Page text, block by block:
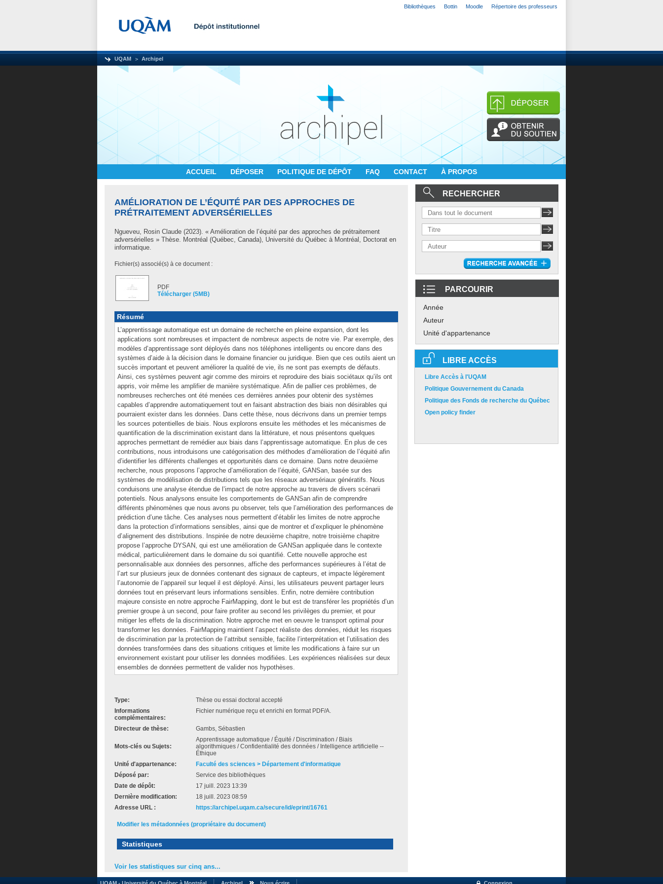
Bibliothèques Bottin Moodle Répertoire des professeurs
UQAM Archipel
ACCUEIL DÉPOSER POLITIQUE DE DÉPÔT FAQ CONTACT À PROPOS
AMÉLIORATION DE L’ÉQUITÉ PAR DES APPROCHES DE
PRÉTRAITEMENT ADVERSÉRIELLES
Ngueveu, Rosin Claude (2023). « Amélioration de l’équité par des approches de prétraitement
adversérielles » Thèse. Montréal (Québec, Canada), Université du Québec à Montréal, Doctorat en
informatique.
Fichier(s) associé(s) à ce document :
PDF
Télécharger (5MB)
Résumé
L’apprentissage automatique est un domaine de recherche en pleine expansion, dont les
applications sont nombreuses et impactent de nombreux aspects de notre vie. Par exemple, des
modèles d’apprentissage sont déployés dans nos téléphones intelligents ou encore dans des
systèmes d’aide à la décision dans le domaine financier ou juridique. Bien que ces outils aient un
succès important et peuvent améliorer la qualité de vie, ils ne sont pas exempts de défauts.
Ainsi, ces systèmes peuvent agir comme des miroirs et reproduire des biais sociétaux qu’ils ont
appris, voir même les amplifier de manière systématique. Afin de pallier ces problèmes, de
nombreuses recherches ont été menées ces dernières années pour obtenir des systèmes
capables d’apprendre automatiquement tout en faisant abstraction des biais non désirables qui
pourraient exister dans les données. Dans cette thèse, nous décrivons dans un premier temps
les sources potentielles de biais. Nous explorons ensuite les méthodes et les mécanismes de
quantification de la discrimination existant dans la littérature, et nous présentons quelques
approches permettant de remédier aux biais dans l’apprentissage automatique. En plus de ces
contributions, nous introduisons une catégorisation des méthodes d’amélioration de l’équité afin
d’identifier les différents challenges et opportunités dans ce domaine. Dans notre deuxième
recherche, nous proposons l’approche d’amélioration de l’équité, GANSan, basée sur des
systèmes de modélisation de distributions tels que les réseaux adversériaux génératifs. Nous
conduisons une analyse étendue de l’impact de notre approche au travers de divers scénarii
potentiels. Nous analysons ensuite les comportements de GANSan afin de comprendre
différents phénomènes que nous avons pu observer, tels que l’amélioration des performances de
prédiction d’une tâche. Ces analyses nous permettent d’établir les limites de notre approche
dans la protection d’informations sensibles, ainsi que de montrer et d’expliquer le phénomène
d’alignement des distributions. Inspirée de notre deuxième chapitre, notre troisième chapitre
propose l’approche DYSAN, qui est une amélioration de GANSan appliquée dans le contexte
médical, particulièrement dans le domaine du soi quantifié. Cette nouvelle approche est
personnalisable aux données des personnes, affiche des performances supérieures à l’état de
l’art sur plusieurs jeux de données contenant des signaux de capteurs, et impacte légèrement
l’autonomie de l’appareil sur lequel il est déployé. Ainsi, les utilisateurs peuvent partager leurs
données tout en préservant leurs informations sensibles. Enfin, notre dernière contribution
majeure consiste en notre approche FairMapping, dont le but est de transférer les propriétés d’un
premier groupe à un second, pour faire profiter au second les privilèges du premier, et pour
mitiger les effets de la discrimination. Notre approche met en oeuvre le transport optimal pour
transformer les données. FairMapping maintient l’aspect réaliste des données, réduit les risques
de discrimination par la protection de l’attribut sensible, facilite l’interprétation et l’utilisation des
données transformées dans des situations critiques et limite les modifications à faire sur un
environnement existant pour utiliser les données modifiées. Les expériences réalisées sur deux
ensembles de données permettent de valider nos hypothèses.
Type:
Thèse ou essai doctoral accepté
Informations
complémentaires:
Fichier numérique reçu et enrichi en format PDF/A.
Directeur de thèse: Gambs, Sébastien
Mots-clés ou Sujets:
Apprentissage automatique / Équité / Discrimination / Biais
algorithmiques / Confidentialité des données / Intelligence artificielle --
Éthique
Unité d'appartenance:
Faculté des sciences > Département d'informatique
Déposé par:
Service des bibliothèques
Date de dépôt:
17 juill. 2023 13:39
Dernière modification:
18 juill. 2023 08:59
Adresse URL :
https://archipel.uqam.ca/secure/id/eprint/16761
Modifier les métadonnées (propriétaire du document)
Statistiques
Voir les statistiques sur cinq ans...
RECHERCHER
PARCOURIR
Année
Auteur
Unité d'appartenance
LIBRE ACCÈS
Libre Accès à l'UQAM
Politique Gouvernement du Canada
Politique des Fonds de recherche du Québec
Open policy finder
UQAM - Université du Québec à Montréal Archipel Nous écrire Connexion